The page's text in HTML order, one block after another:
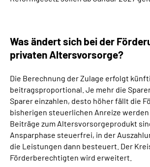
Was ändert sich bei der
privaten Altersvorsorge?
Die Berechnung der Zulage erfolgt
beitragsproportional. Je mehr die
Sparer einzahlen, desto höher fällt die
bisherigen steuerlichen Anreize
Beiträge zum Altersvorsorgeprodukt
Ansparphase steuerfrei, in der
die Leistungen dann besteuert. Der
Förderberechtigten wird erweitert.